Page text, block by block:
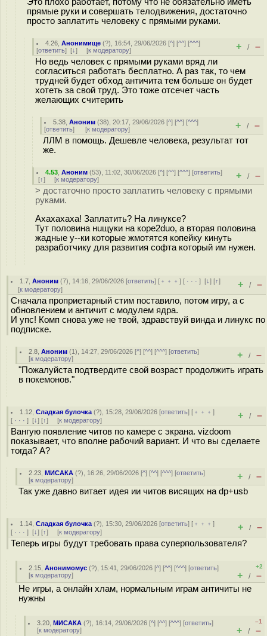
прямые руки и совершать телодвижения, достаточно
просто заплатить человеку с прямыми руками.
4.26 ,Анонимище (?), 16:54, 29/06/2026 [^] [^^] [^^^]
[ответить] [↓] [к модератору] + / –
Но ведь человек с прямыми руками вряд ли
согласиться работать бесплатно. А раз так, то чем
трудней будет обход античита тем больше он будет
хотеть за свой труд. Это тоже отсечет часть
желающих считерить
5.38 ,Аноним (38), 20:17, 29/06/2026 [^] [^^] [^^^]
[ответить] [к модератору] + / –
ЛЛМ в помощь. Дешевле человека, результат тот
же.
4.53 ,Аноним (53), 11:02, 30/06/2026 [^] [^^] [^^^] [ответить]
[↑] [к модератору] + / –
> достаточно просто заплатить человеку с прямыми
руками.
Ахахахаха! Заплатить? На линуксе?
Тут половина нuщуки на коре2duo, а вторая половина
жадные у--ки которые жмотятся копейку кинуть
разработчику для развития софта который им нужен.
1.7 ,Аноним (7), 14:16, 29/06/2026 [ответить] [ ﹢﹢﹢] [ · · ·][↓] [↑]
[к модератору] + / –
Сначала проприетарный стим поставило, потом игру, а с
обновлением и античит с модулем ядра.
И упс! Комп снова уже не твой, здравствуй винда и линукс по
подписке.
2.8 ,Аноним (1), 14:27, 29/06/2026 [^] [^^] [^^^] [ответить]
[к модератору] + / –
"Пожалуйста подтвердите свой возраст продолжить играть
в покемонов."
1.12 ,Сладкая булочка (?), 15:28, 29/06/2026 [ответить] [ ﹢﹢﹢]
[ · · · ] [↓] [↑] [к модератору] + / –
Вангую появление читов по камере с экрана. vizdoom
показывает, что вполне рабочий вариант. И что вы сделаете
тогда? А?
2.23 ,МИСАКА (?), 16:26, 29/06/2026 [^] [^^] [^^^] [ответить]
[к модератору] + / –
Так уже давно витает идея ии читов висящих на dp+usb
1.14 ,Сладкая булочка (?), 15:30, 29/06/2026 [ответить] [ ﹢﹢﹢]
[ · · · ] [↓] [↑] [к модератору] + / –
Теперь игры будут требовать права суперпользователя?
2.15 ,Анонимомус (?), 15:41, 29/06/2026 [^] [^^] [^^^] [ответить]
[к модератору]
+2
+ / –
Не игры, а онлайн хлам, нормальным играм античиты не
нужны
3.20 ,МИСАКА (?), 16:14, 29/06/2026 [^] [^^] [^^^] [ответить]
[к модератору]
–1
+ / –